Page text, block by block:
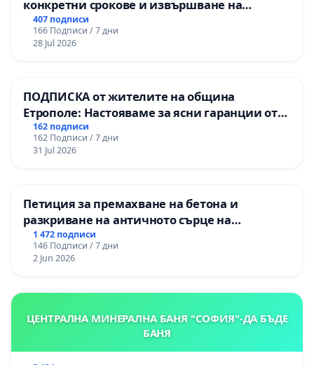
конкретни срокове и извършване на
цялостна рехабилитация на
републиканския път между пътен възел АМ
„Тракия“ - гр. Ихтиман - с. Мирово - к.к.
407 подписи
166 Подписи / 7 дни
28 Jul 2026
ПОДПИСКА от жителите на община
Етрополе: Настояваме за ясни гаранции от
“Елаците-МЕД” АД и от държавата, че ще се
изпълнят всички екологични норми!
162 подписи
162 Подписи / 7 дни
31 Jul 2026
Петиция за премахване на бетона и
разкриване на античното сърце на
Могиланската могила във Враца
1 472 подписи
146 Подписи / 7 дни
2 Jun 2026
ЦЕНТРАЛНА МИНЕРАЛНА БАНЯ "СОФИЯ"-ДА БЪДЕ
БАНЯ